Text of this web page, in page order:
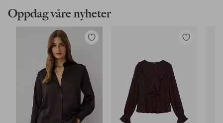
Oppdag våre nyheter
Legg
Legg